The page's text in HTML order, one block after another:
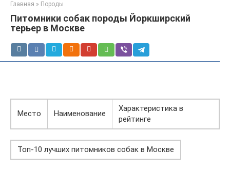
Главная » Породы
Питомники собак породы Йоркширский
терьер в Москве
Место Наименование
Характеристика в
рейтинге
Топ-10 лучших питомников собак в Москве